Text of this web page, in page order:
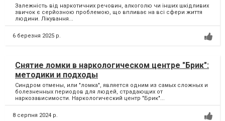
Залежність від наркотичних речовин, алкоголю чи інших шкідливих
звичок є серйозною проблемою, що впливає на всі сфери життя
людини. Лікування...
6 березня 2025 р.
Снятие ломки в наркологическом центре "Брик":
методики и подходы
Синдром отмены, или "ломка", является одним из самых сложных и
болезненных периодов для людей, страдающих от
наркозависимости. Наркологический центр "Брик"...
8 серпня 2024 р.